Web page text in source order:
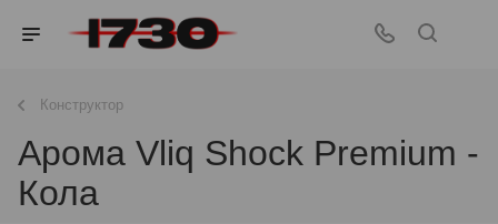
Конструктор
Арома Vliq Shock Premium -
Кола